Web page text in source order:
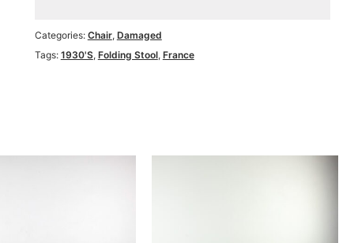
Categories: Chair, Damaged
Tags: 1930's, Folding Stool, France